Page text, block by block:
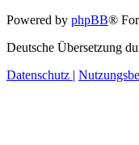
Powered by phpBB®
Deutsche Übersetzung
Datenschutz |